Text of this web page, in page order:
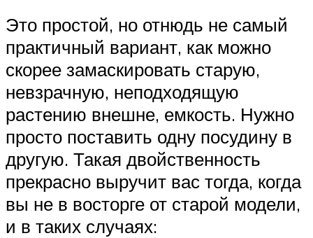
Это простой, но отнюдь не самый
практичный вариант, как можно
скорее замаскировать старую,
невзрачную, неподходящую
растению внешне, емкость. Нужно
просто поставить одну посудину в
другую. Такая двойственность
прекрасно выручит вас тогда, когда
вы не в восторге от старой модели,
и в таких случаях: